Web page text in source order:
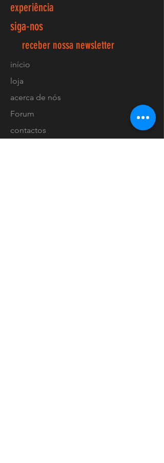
experiência
siga-nos
receber nossa newsletter
início
loja
acerca de nós
Forum
contactos